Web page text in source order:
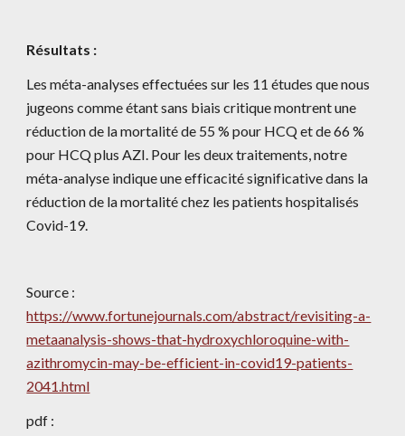
Résultats :
Les méta-analyses effectuées sur les 11 études que nous
jugeons comme étant sans biais critique montrent une
réduction de la mortalité de 55 % pour HCQ et de 66 %
pour HCQ plus AZI. Pour les deux traitements, notre
méta-analyse indique une efficacité significative dans la
réduction de la mortalité chez les patients hospitalisés
Covid-19.
https://www.fortunejournals.com/abstract/revisiting-a-
metaanalysis-shows-that-hydroxychloroquine-with-
azithromycin-may-be-efficient-in-covid19-patients-
2041.html